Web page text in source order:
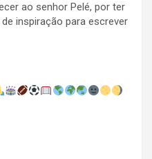
ao senhor Pelé, por ter
inspiração para escrever